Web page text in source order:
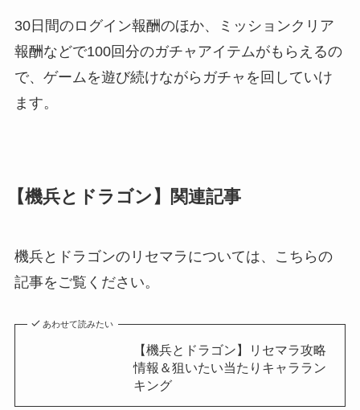
30日間のログイン報酬のほか、ミッションクリア
報酬などで100回分のガチャアイテムがもらえるの
で、ゲームを遊び続けながらガチャを回していけ
ます。
【機兵とドラゴン】関連記事
機兵とドラゴンのリセマラについては、こちらの
記事をご覧ください。
あわせて読みたい
【機兵とドラゴン】リセマラ攻略
情報＆狙いたい当たりキャララン
キング